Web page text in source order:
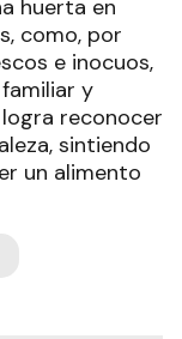
huerta en
como, por
e inocuos,
y
reconocer
sintiendo
un alimento